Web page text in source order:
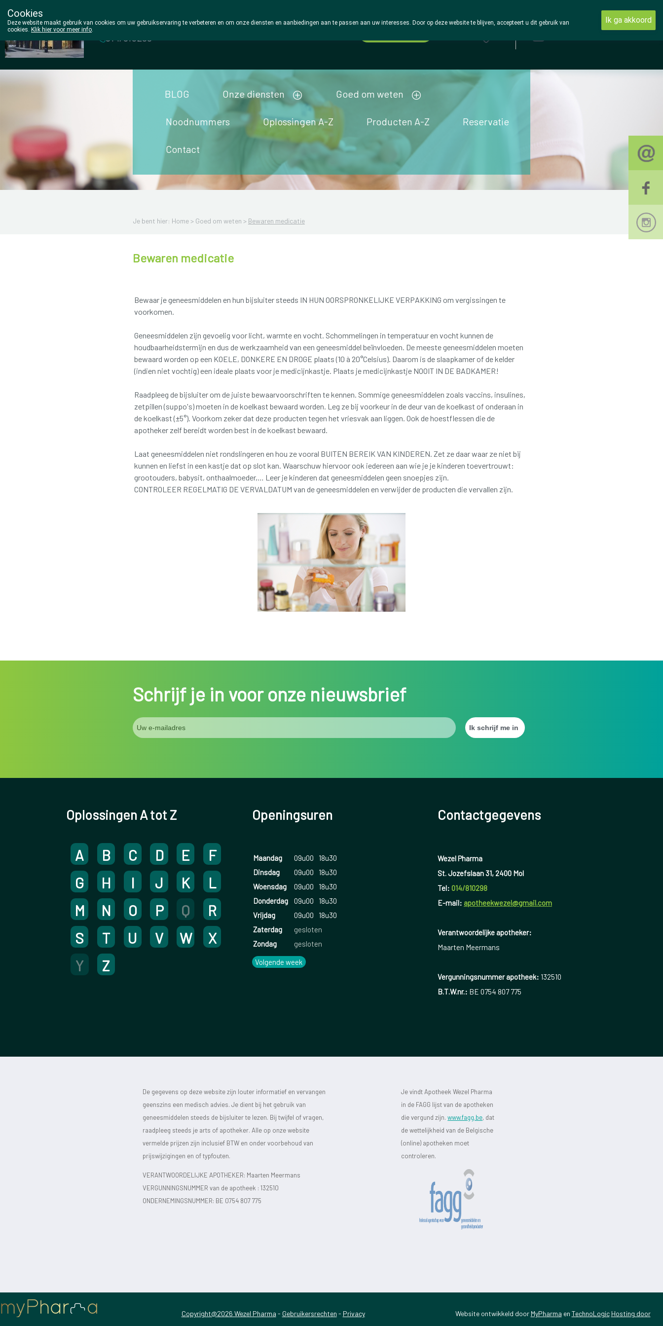
Wezel Pharma
014/810298
BLOG Onze diensten Goed om weten
Noodnummers Oplossingen A-Z Producten A-Z Reservatie
Contact
Je bent hier: Home > Goed om weten > Bewaren medicatie
Bewaren medicatie
Bewaar je geneesmiddelen en hun bijsluiter steeds IN HUN OORSPRONKELIJKE VERPAKKING om vergissingen te
voorkomen.
Geneesmiddelen zijn gevoelig voor licht, warmte en vocht. Schommelingen in temperatuur en vocht kunnen de
houdbaarheidstermijn en dus de werkzaamheid van een geneesmiddel beïnvloeden. De meeste geneesmiddelen moeten
bewaard worden op een KOELE, DONKERE EN DROGE plaats (10 à 20°Celsius). Daarom is de slaapkamer of de kelder
(indien niet vochtig) een ideale plaats voor je medicijnkastje. Plaats je medicijnkastje NOOIT IN DE BADKAMER!
Raadpleeg de bijsluiter om de juiste bewaarvoorschriften te kennen. Sommige geneesmiddelen zoals vaccins, insulines,
zetpillen (suppo's) moeten in de koelkast bewaard worden. Leg ze bij voorkeur in de deur van de koelkast of onderaan in
de koelkast (±5°). Voorkom zeker dat deze producten tegen het vriesvak aan liggen. Ook de hoestflessen die de
apotheker zelf bereidt worden best in de koelkast bewaard.
Laat geneesmiddelen niet rondslingeren en hou ze vooral BUITEN BEREIK VAN KINDEREN. Zet ze daar waar ze niet bij
kunnen en liefst in een kastje dat op slot kan. Waarschuw hiervoor ook iedereen aan wie je je kinderen toevertrouwt:
grootouders, babysit, onthaalmoeder,… Leer je kinderen dat geneesmiddelen geen snoepjes zijn.
CONTROLEER REGELMATIG DE VERVALDATUM van de geneesmiddelen en verwijder de producten die vervallen zijn.
Schrijf je in voor onze nieuwsbrief
Oplossingen A tot Z
A B C D E
F
G
H I J K
L
M
N O P Q
R
S
T U V W
X
Y
Z
Openingsuren
Maandag 09u00
18u30
Dinsdag
09u00
18u30
Woensdag
09u00
18u30
Donderdag
09u00
18u30
Vrijdag
09u00
18u30
Zaterdag
gesloten
Zondag
gesloten
Volgende week
Contactgegevens
Wezel Pharma
St. Jozefslaan 31, 2400 Mol
Tel: 014/810298
E-mail: apotheekwezel@gmail.com
Verantwoordelijke apotheker:
Maarten Meermans
Vergunningsnummer apotheek: 132510
B.T.W.nr.: BE 0754 807 775
De gegevens op deze website zijn louter informatief en vervangen
geenszins een medisch advies. Je dient bij het gebruik van
geneesmiddelen steeds de bijsluiter te lezen. Bij twijfel of vragen,
raadpleeg steeds je arts of apotheker. Alle op onze website
vermelde prijzen zijn inclusief BTW en onder voorbehoud van
prijswijzigingen en of typfouten.
VERANTWOORDELIJKE APOTHEKER: Maarten Meermans
VERGUNNINGSNUMMER van de apotheek : 132510
ONDERNEMINGSNUMMER: BE 0754 807 775
Je vindt Apotheek Wezel Pharma
in de FAGG lijst van de apotheken
die vergund zijn.www.fagg.be, dat
de wettelijkheid van de Belgische
(online) apotheken moet
controleren.
Copyright@2026 Wezel Pharma - Gebruikersrechten - Privacy Website ontwikkeld door MyPharma en TechnoLogic Hosting door
Cookies
Deze website maakt gebruik van cookies om uw gebruikservaring te verbeteren en om onze diensten en aanbiedingen aan te passen aan uw interesses. Door op deze website te blijven, accepteert u dit gebruik van
cookies. Klik hier voor meer info.
Ik ga akkoord